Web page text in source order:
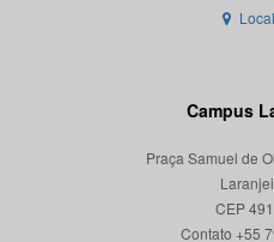
Campus
Praça Samuel de
CEP